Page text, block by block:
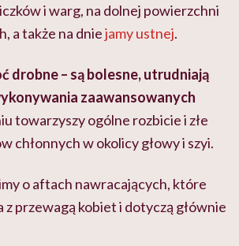
i warg, na dolnej powierzchni
a także na dniejamy ustnej.
drobne – są bolesne, utrudniają
zaawansowanych
towarzyszy ogólne rozbicie i złe
chłonnych w okolicy głowy i szyi.
o aftach nawracających, które
przewagą kobiet i dotyczą głównie